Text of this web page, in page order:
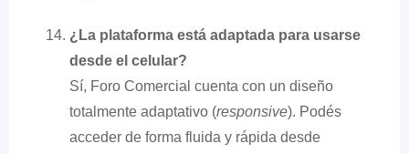
¿La plataforma está adaptada para usarse
desde el celular?
Sí, Foro Comercial cuenta con un diseño
totalmente adaptativo (responsive). Podés
acceder de forma fluida y rápida desde